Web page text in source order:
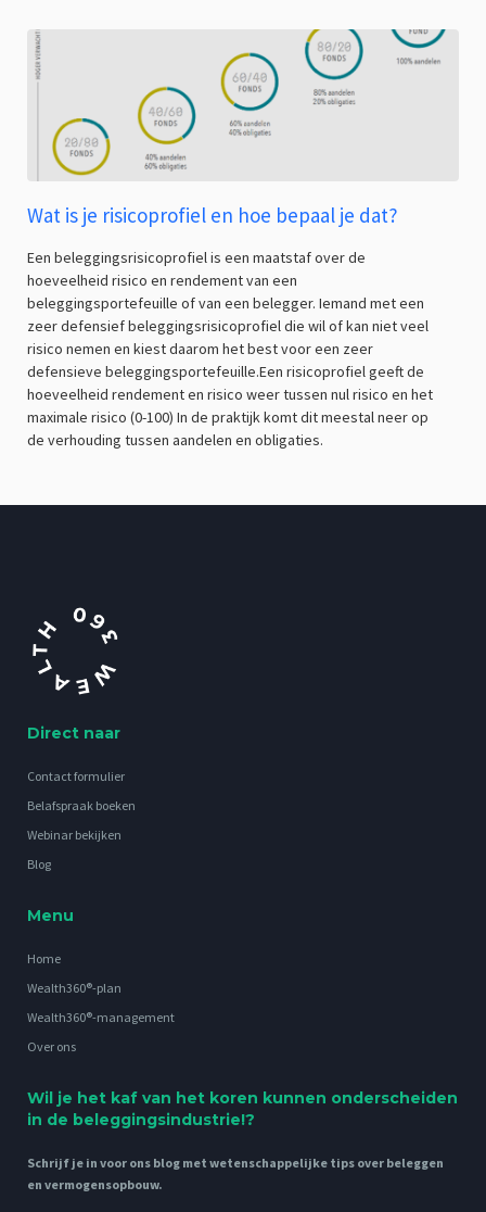
Wat is je risicoprofiel en hoe bepaal je dat?
Een beleggingsrisicoprofiel is een maatstaf over de
hoeveelheid risico en rendement van een
beleggingsportefeuille of van een belegger. Iemand met een
zeer defensief beleggingsrisicoprofiel die wil of kan niet veel
risico nemen en kiest daarom het best voor een zeer
defensieve beleggingsportefeuille.Een risicoprofiel geeft de
hoeveelheid rendement en risico weer tussen nul risico en het
maximale risico (0-100) In de praktijk komt dit meestal neer op
de verhouding tussen aandelen en obligaties.
Direct naar
Contact formulier
Belafspraak boeken
Webinar bekijken
Blog
Menu
Home
Wealth360®-plan
Wealth360®-management
Over ons
Wil je het kaf van het koren kunnen onderscheiden
in de beleggingsindustrie!?
Schrijf je in voor ons blog met wetenschappelijke tips over beleggen
en vermogensopbouw.